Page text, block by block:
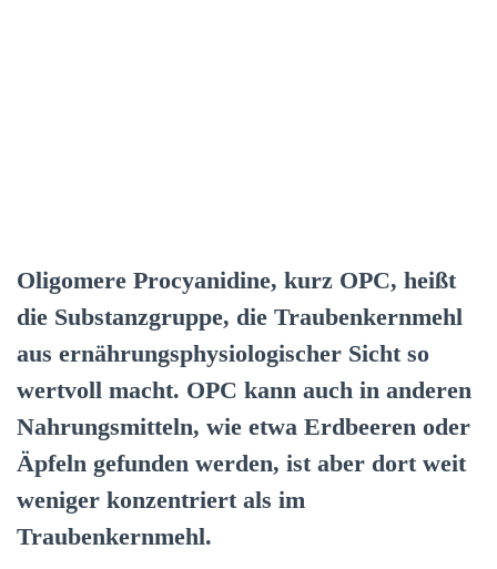
Oligomere Procyanidine, kurz OPC, heißt
die Substanzgruppe, die Traubenkernmehl
aus ernährungsphysiologischer Sicht so
wertvoll macht. OPC kann auch in anderen
Nahrungsmitteln, wie etwa Erdbeeren oder
Äpfeln gefunden werden, ist aber dort weit
weniger konzentriert als im
Traubenkernmehl.